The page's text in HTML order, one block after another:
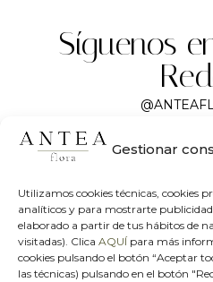
Gestionar
Utilizamos cookies técnicas, cookies
analíticos y para mostrarte
elaborado a partir de tus hábitos de
visitadas). Clica AQUÍ para más
cookies pulsando el botón “Aceptar
las técnicas) pulsando en el botón
Síguenos